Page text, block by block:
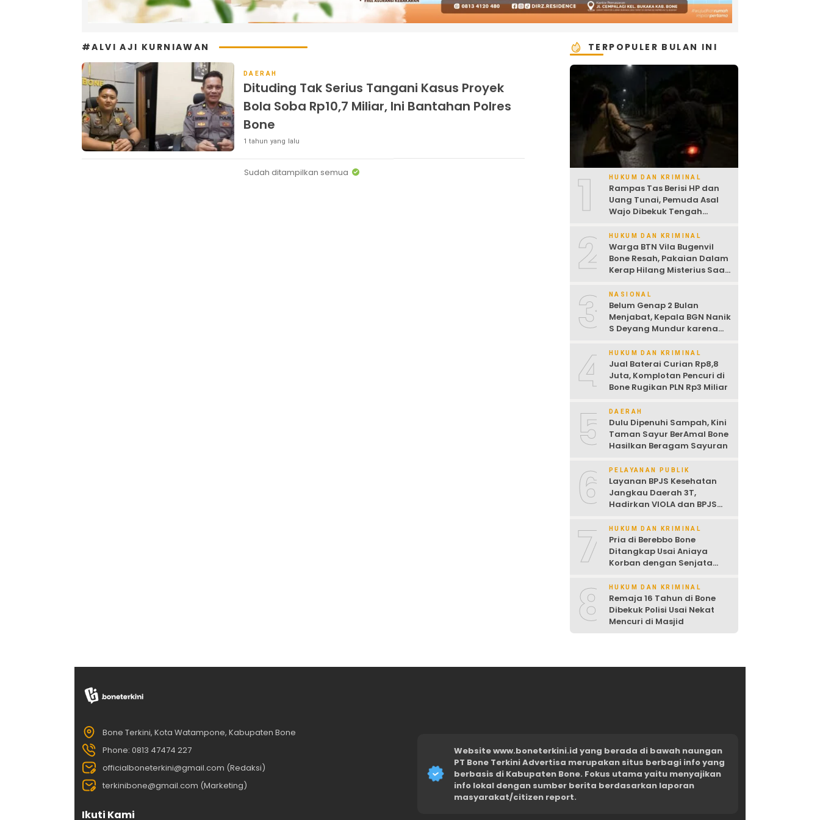
#ALVI AJI KURNIAWAN
DAERAH
Dituding Tak Serius Tangani Kasus Proyek
Bola Soba Rp10,7 Miliar, Ini Bantahan Polres
Bone
1 tahun yang lalu
Sudah ditampilkan semua
TERPOPULER BULAN INI
1 HUKUM DAN KRIMINAL
Rampas Tas Berisi HP dan
Uang Tunai, Pemuda Asal
Wajo Dibekuk Tengah
2 HUKUM DAN KRIMINAL
Warga BTN Vila Bugenvil
Bone Resah, Pakaian Dalam
Kerap Hilang Misterius Saat
3 NASIONAL
Belum Genap 2 Bulan
Menjabat, Kepala BGN Nanik
S Deyang Mundur karena
4 HUKUM DAN KRIMINAL
Jual Baterai Curian Rp8,8
Juta, Komplotan Pencuri di
Bone Rugikan PLN Rp3 Miliar
5 DAERAH
Dulu Dipenuhi Sampah, Kini
Taman Sayur BerAmal Bone
Hasilkan Beragam Sayuran
6 PELAYANAN PUBLIK
Layanan BPJS Kesehatan
Jangkau Daerah 3T,
Hadirkan VIOLA dan BPJS
Akses JKN
7 HUKUM DAN KRIMINAL
Pria di Berebbo Bone
Ditangkap Usai Aniaya
Korban dengan Senjata
8 HUKUM DAN KRIMINAL
Remaja 16 Tahun di Bone
Dibekuk Polisi Usai Nekat
Mencuri di Masjid
Bone Terkini, Kota Watampone, Kabupaten Bone
Phone: 0813 47474 227
officialboneterkini@gmail.com (Redaksi)
terkinibone@gmail.com (Marketing)
Ikuti Kami
Website www.boneterkini.id yang berada di bawah naungan
PT Bone Terkini Advertisa merupakan situs berbagi info yang
berbasis di Kabupaten Bone. Fokus utama yaitu menyajikan
info lokal dengan sumber berita berdasarkan laporan
masyarakat/citizen report.